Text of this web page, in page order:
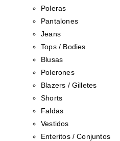
Poleras
Pantalones
Jeans
Tops / Bodies
Blusas
Polerones
Blazers / Gilletes
Shorts
Faldas
Vestidos
Enteritos / Conjuntos